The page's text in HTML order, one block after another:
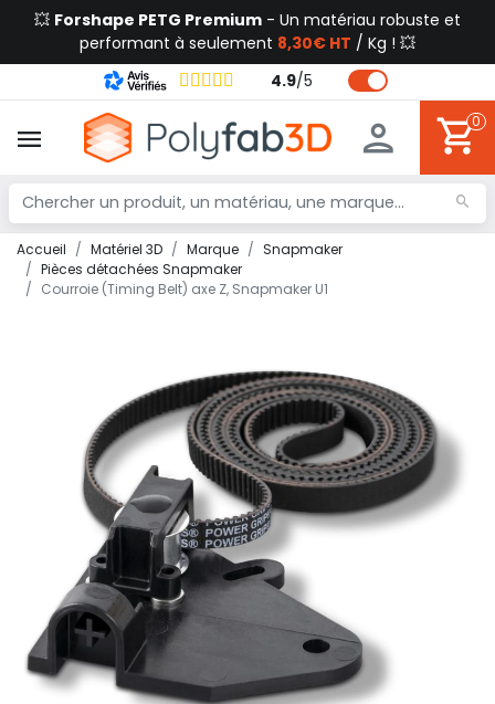
💥 Forshape PETG Premium - Un matériau robuste et
performant à seulement 8,30€ HT / Kg ! 💥
4.9/5
0
Accueil Matériel 3D Marque
Snapmaker
Pièces détachées Snapmaker
Courroie (Timing Belt) axe Z, Snapmaker U1